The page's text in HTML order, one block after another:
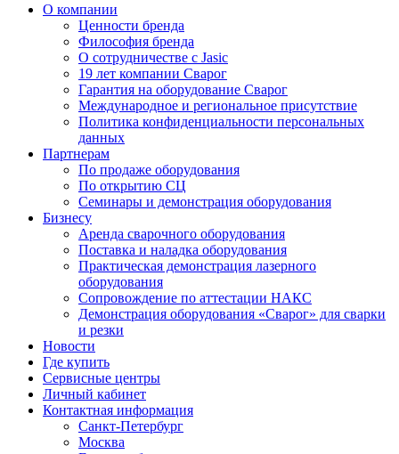
О компании
Ценности бренда
Философия бренда
О сотрудничестве с Jasic
19 лет компании Сварог
Гарантия на оборудование Сварог
Международное и региональное присутствие
Политика конфиденциальности персональных
данных
Партнерам
По продаже оборудования
По открытию СЦ
Семинары и демонстрация оборудования
Бизнесу
Аренда сварочного оборудования
Поставка и наладка оборудования
Практическая демонстрация лазерного
оборудования
Сопровождение по аттестации НАКС
Демонстрация оборудования «Сварог» для сварки
и резки
Новости
Где купить
Сервисные центры
Личный кабинет
Контактная информация
Санкт-Петербург
Москва